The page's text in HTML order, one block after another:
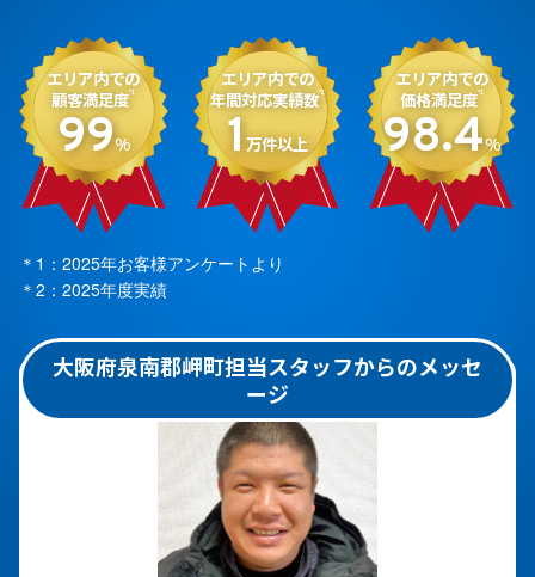
エリア内での
顧客満足度*1
99%
エリア内での
年間対応実績数*2
1万件以上
エリア内での
価格満足度*1
98.4%
＊1：2025年お客様アンケートより
＊2：2025年度実績
大阪府泉南郡岬町担当スタッフからのメッセ
ージ